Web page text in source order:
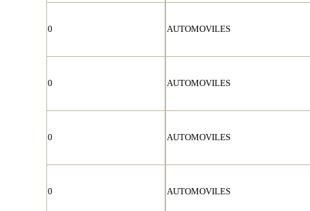
0 AUTOMOVILES
0 AUTOMOVILES
0 AUTOMOVILES
0 AUTOMOVILES